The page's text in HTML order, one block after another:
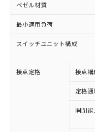
ベゼル材質
最小適用負荷
スイッチユニット構成
接点定格 接点構
定格
開閉能